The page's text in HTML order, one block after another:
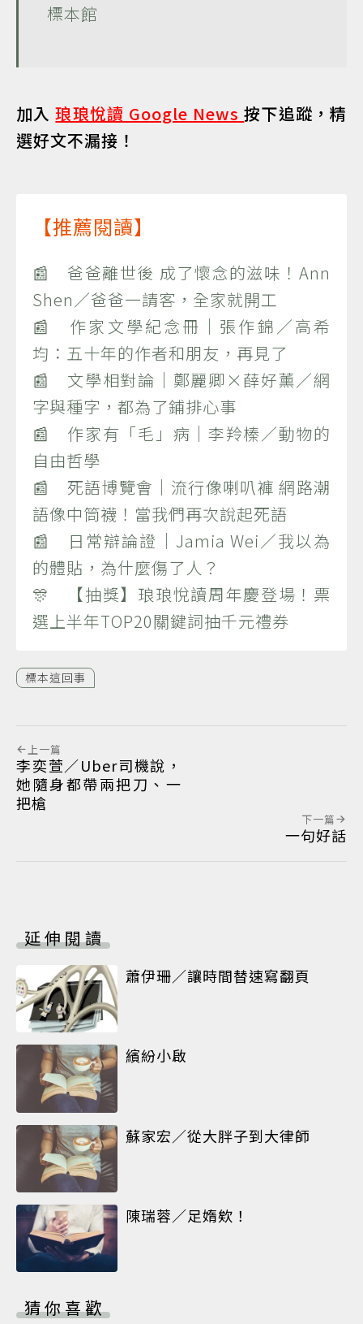
標本館
加入琅琅悅讀 Google News按下追蹤，精
選好文不漏接！
【推薦閱讀】
📰 爸爸離世後 成了懷念的滋味！Ann
Shen／爸爸一請客，全家就開工
📰 作家文學紀念冊｜張作錦／高希
均：五十年的作者和朋友，再見了
📰 文學相對論｜鄭麗卿×薛好薰／網
字與種字，都為了鋪排心事
📰 作家有「毛」病｜李羚榛／動物的
自由哲學
📰 死語博覽會｜流行像喇叭褲 網路潮
語像中筒襪！當我們再次說起死語
📰 日常辯論證｜Jamia Wei／我以為
的體貼，為什麼傷了人？
🎊 【抽獎】琅琅悅讀周年慶登場！票
選上半年TOP20關鍵詞抽千元禮券
標本這回事
上一篇
李奕萱／Uber司機說，
她隨身都帶兩把刀、一
把槍
下一篇
一句好話
延伸閱讀
蕭伊珊／讓時間替速寫翻頁
繽紛小啟
蘇家宏／從大胖子到大律師
陳瑞蓉／足媠欸！
猜你喜歡